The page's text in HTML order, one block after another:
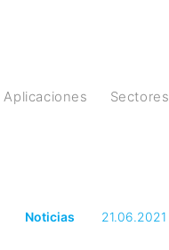
Aplicaciones Sectores
Noticias 21.06.2021